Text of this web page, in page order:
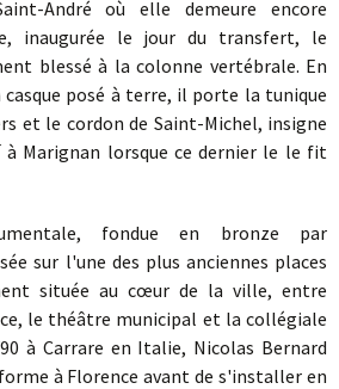
André où elle demeure encore
inaugurée le jour du transfert, le
blessé à la colonne vertébrale. En
posé à terre, il porte la tunique
et le cordon de Saint-Michel, insigne
à Marignan lorsque ce dernier le le fit
fondue en bronze par
sur l'une des plus anciennes places
située au cœur de la ville, entre
le théâtre municipal et la collégiale
à Carrare en Italie, Nicolas Bernard
forme à Florence avant de s'installer en